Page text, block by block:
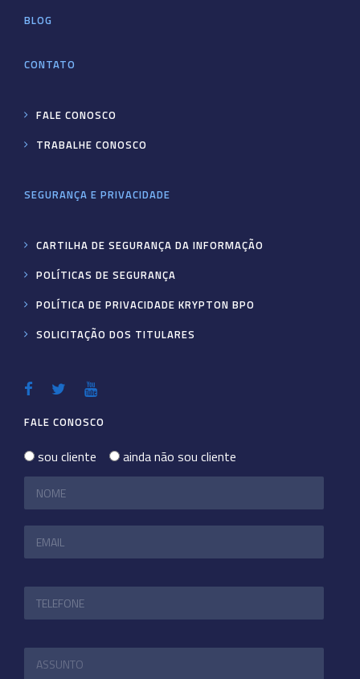
BLOG
CONTATO
FALE CONOSCO
TRABALHE CONOSCO
SEGURANÇA E PRIVACIDADE
CARTILHA DE SEGURANÇA DA INFORMAÇÃO
POLÍTICAS DE SEGURANÇA
POLÍTICA DE PRIVACIDADE KRYPTON BPO
SOLICITAÇÃO DOS TITULARES
FALE CONOSCO
sou cliente ainda não sou cliente